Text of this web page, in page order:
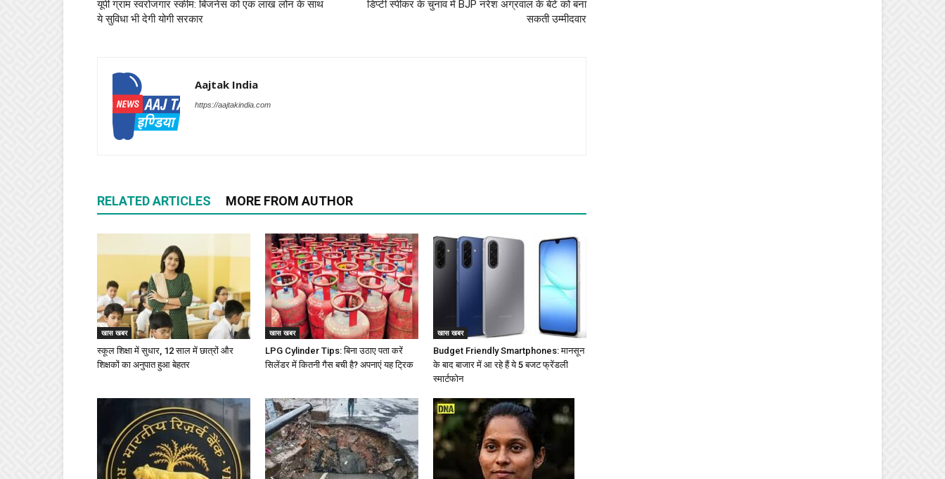
यूपी ग्राम स्वरोजगार स्कीम: बिजनेस को एक लाख लोन के साथ
ये सुविधा भी देगी योगी सरकार
डिप्टी स्पीकर के चुनाव में BJP नरेश अग्रवाल के बेटे को बना
सकती उम्मीदवार
Aajtak India
https://aajtakindia.com
RELATED ARTICLES MORE FROM AUTHOR
खास खबर
स्कूल शिक्षा में सुधार, 12 साल में छात्रों और
शिक्षकों का अनुपात हुआ बेहतर
खास खबर
LPG Cylinder Tips: बिना उठाए पता करें
सिलेंडर में कितनी गैस बची है? अपनाएं यह ट्रिक
खास खबर
Budget Friendly Smartphones: मानसून
के बाद बाजार में आ रहे हैं ये 5 बजट फ्रेंडली
स्मार्टफोन